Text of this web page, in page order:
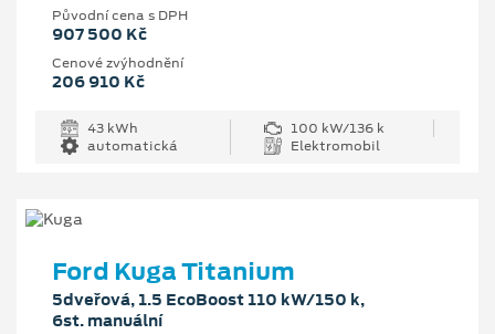
Původní cena s DPH
907 500 Kč
Cenové zvýhodnění
206 910 Kč
43 kWh
100 kW/136 k
automatická
Elektromobil
Ford Kuga Titanium
5dveřová, 1.5 EcoBoost 110 kW/150 k,
6st. manuální